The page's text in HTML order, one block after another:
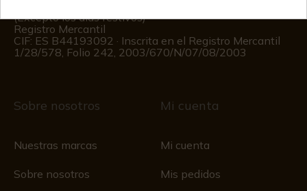
(Excepto los días festivos)
Registro Mercantil
CIF: ES B44193092 · Inscrita en el Registro Mercantil
1/28/578, Folio 242, 2003/670/N/07/08/2003
Sobre nosotros
Nuestras marcas
Sobre nosotros
Mi cuenta
Mi cuenta
Mis pedidos